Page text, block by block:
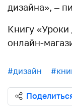
дизайна», –
Книгу «Уроки
онлайн-
#дизайн